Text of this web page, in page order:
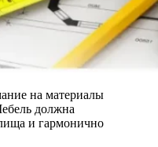
на материалы
должна
и гармонично